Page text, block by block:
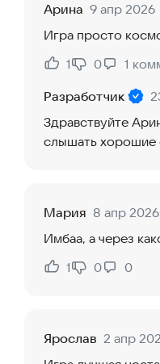
Арина 9 апр 2026
Игра просто
Нравится:
1
Не нравится:
0 1
Разработчик
Здравствуйте
слышать хорошие
Мария 8 апр 2026
Имбаа, а через
Нравится:
1
Не нравится:
0 0
Ярослав 2 апр